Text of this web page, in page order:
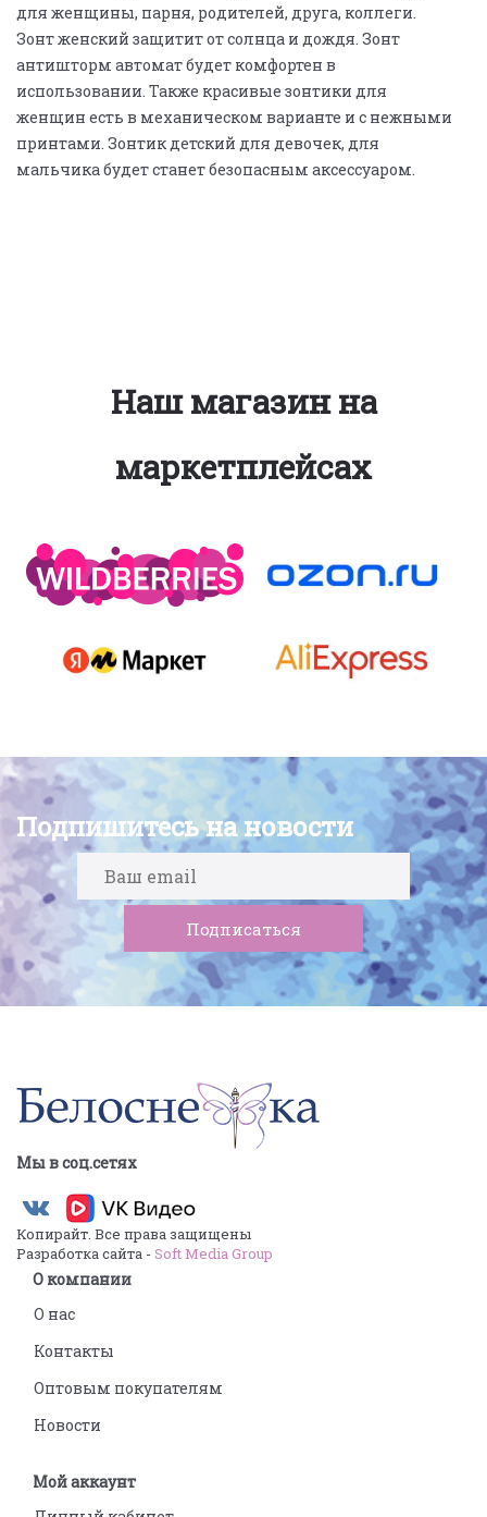
для женщины, парня, родителей, друга, коллеги.
Зонт женский защитит от солнца и дождя. Зонт
антишторм автомат будет комфортен в
использовании. Также красивые зонтики для
женщин есть в механическом варианте и с нежными
принтами. Зонтик детский для девочек, для
мальчика будет станет безопасным аксессуаром.
Наш магазин на
маркетплейсах
Подпишитесь на новости
Мы в соц.сетях
Копирайт. Все права защищены
Разработка сайта - Soft Media Group
О компании
О нас
Контакты
Оптовым покупателям
Новости
Мой аккаунт